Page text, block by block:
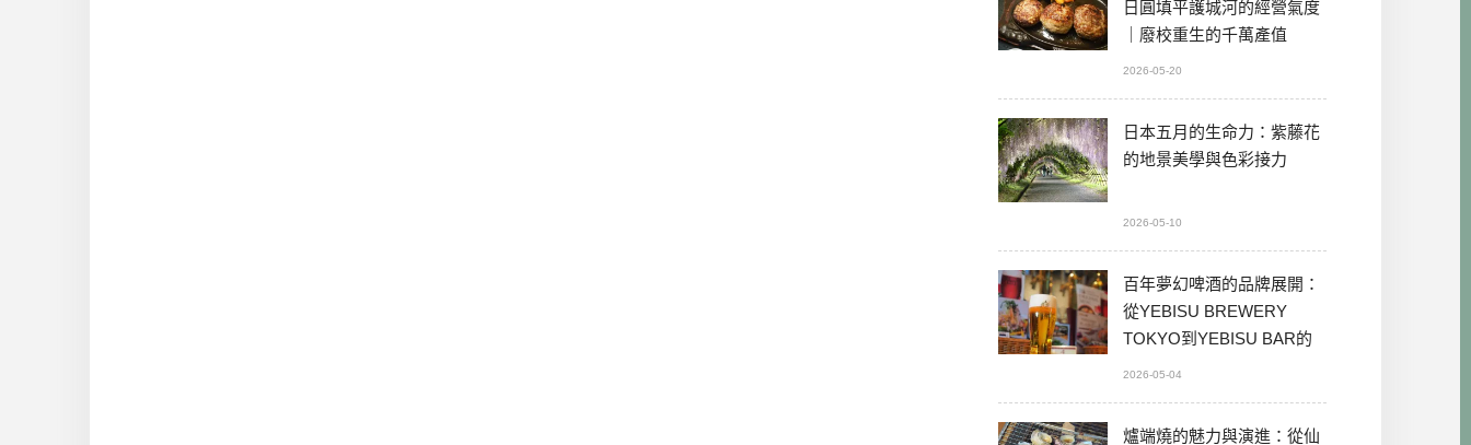
日圓填平護城河的經營氣度
｜廢校重生的千萬產值
2026-05-20
日本五月的生命力：紫藤花
的地景美學與色彩接力
2026-05-10
百年夢幻啤酒的品牌展開：
從YEBISU BREWERY
TOKYO到YEBISU BAR的
2026-05-04
爐端燒的魅力與演進：從仙